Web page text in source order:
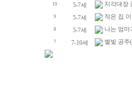
10 5-7세 지각대장
9 5-7세 작은 집
8 5-7세 나는 엄마
7 7-10세 별빛 공주